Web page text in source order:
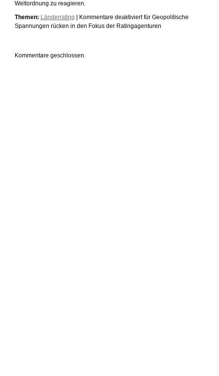
Weltordnung zu reagieren.
Themen: Länderrating Kommentare deaktiviertfür Geopolitische
Spannungen rücken in den Fokus der Ratingagenturen
Kommentare geschlossen.